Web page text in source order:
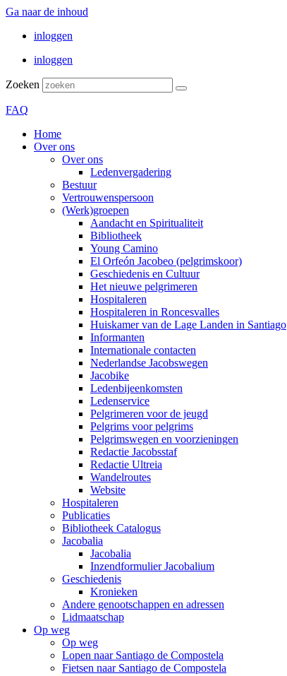
Ga naar de inhoud
inloggen
inloggen
Zoeken
FAQ
Home
Over ons
Over ons
Ledenvergadering
Bestuur
Vertrouwenspersoon
(Werk)groepen
Aandacht en Spiritualiteit
Bibliotheek
Young Camino
El Orfeón Jacobeo (pelgrimskoor)
Geschiedenis en Cultuur
Het nieuwe pelgrimeren
Hospitaleren
Hospitaleren in Roncesvalles
Huiskamer van de Lage Landen in Santiago
Informanten
Internationale contacten
Nederlandse Jacobswegen
Jacobike
Ledenbijeenkomsten
Ledenservice
Pelgrimeren voor de jeugd
Pelgrims voor pelgrims
Pelgrimswegen en voorzieningen
Redactie Jacobsstaf
Redactie Ultreia
Wandelroutes
Website
Hospitaleren
Publicaties
Bibliotheek Catalogus
Jacobalia
Jacobalia
Inzendformulier Jacobalium
Geschiedenis
Kronieken
Andere genootschappen en adressen
Lidmaatschap
Op weg
Op weg
Lopen naar Santiago de Compostela
Fietsen naar Santiago de Compostela